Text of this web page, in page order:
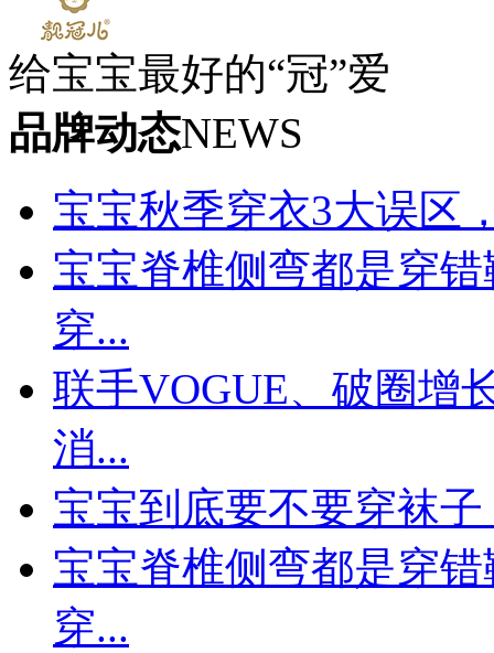
给宝宝最好的“冠”爱
品牌动态NEWS
宝宝秋季穿衣3大误区
宝宝脊椎侧弯都是穿
穿...
联手VOGUE、破圈增
消...
宝宝到底要不要穿袜
宝宝脊椎侧弯都是穿
穿...